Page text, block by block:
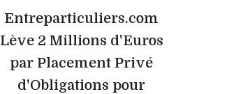
Entreparticuliers.com
Lève 2 Millions d'Euros
par Placement Privé
d'Obligations pour